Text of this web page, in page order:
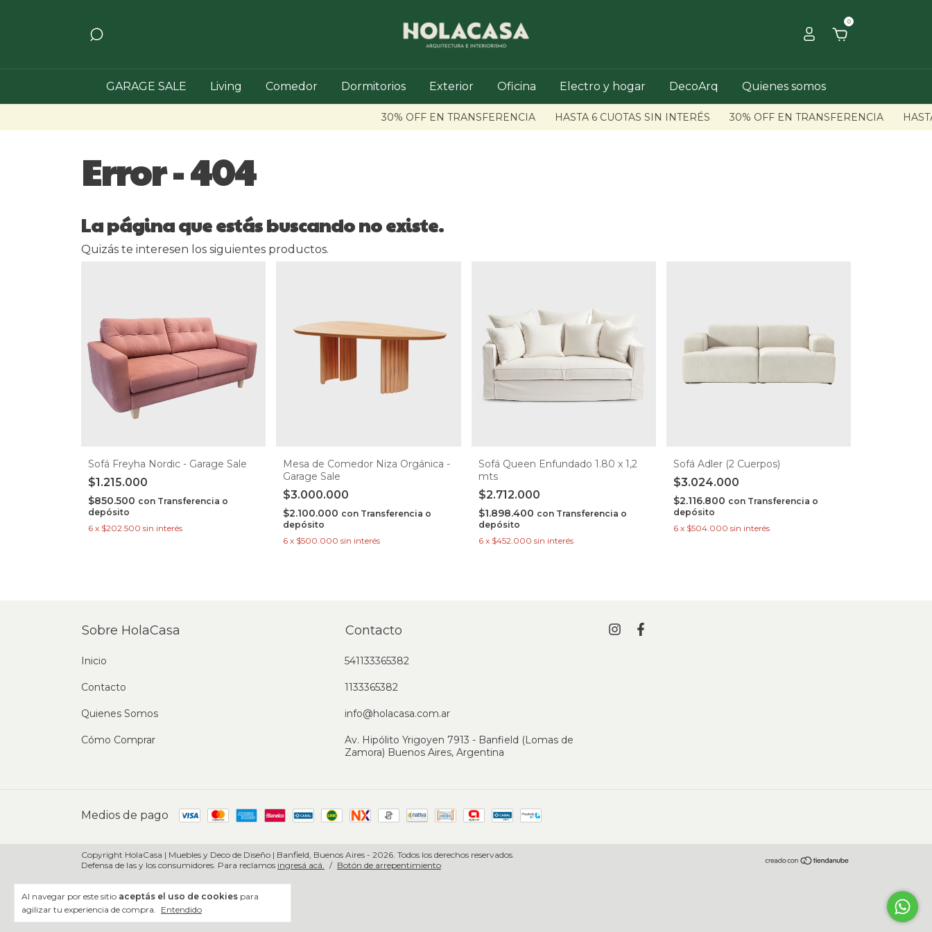
0
GARAGE SALE Living Comedor Dormitorios Exterior Oficina Electro y hogar DecoArq Quienes somos
30% OFF EN TRANSFERENCIA HASTA 6 CUOTAS SIN INTERÉS 30% OFF EN TRANSFERENCIA
Al navegar por este sitio aceptás el uso de cookies para
agilizar tu experiencia de compra. Entendido
Error - 404
La página que estás buscando no existe.
Quizás te interesen los siguientes productos.
Sofá Freyha Nordic - Garage Sale
$1.215.000
$850.500 con Transferencia o
depósito
6 x $202.500 sin interés
Mesa de Comedor Niza Orgánica -
Garage Sale
$3.000.000
$2.100.000 con Transferencia o
depósito
6 x $500.000 sin interés
Sofá Queen Enfundado 1.80 x 1,2
mts
$2.712.000
$1.898.400 con Transferencia o
depósito
6 x $452.000 sin interés
Sofá Adler (2 Cuerpos)
$3.024.000
$2.116.800 con Transferencia o
depósito
6 x $504.000 sin interés
Sobre HolaCasa
Inicio
Contacto
Quienes Somos
Cómo Comprar
Contacto
541133365382
1133365382
info@holacasa.com.ar
Av. Hipólito Yrigoyen 7913 - Banfield (Lomas de
Zamora) Buenos Aires, Argentina
Medios de pago
Copyright HolaCasa | Muebles y Deco de Diseño | Banfield, Buenos Aires - 2026. Todos los derechos reservados.
Defensa de las y los consumidores. Para reclamos ingresá acá. / Botón de arrepentimiento